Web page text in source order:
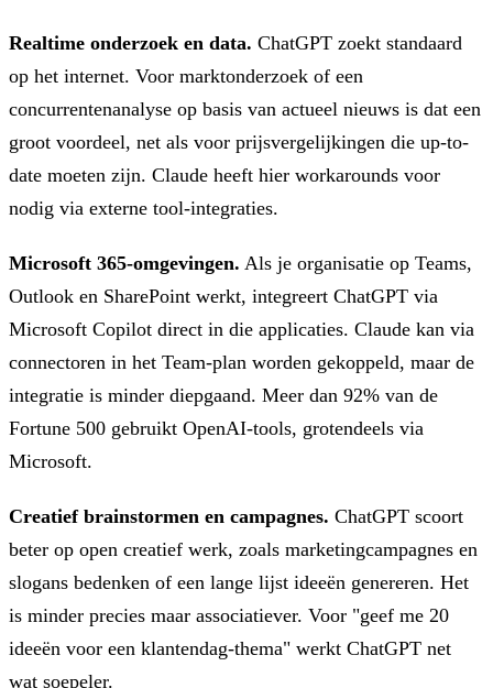
Realtime onderzoek en data. ChatGPT zoekt standaard
op het internet. Voor marktonderzoek of een
concurrentenanalyse op basis van actueel nieuws is dat een
groot voordeel, net als voor prijsvergelijkingen die up-to-
date moeten zijn. Claude heeft hier workarounds voor
nodig via externe tool-integraties.
Microsoft 365-omgevingen. Als je organisatie op Teams,
Outlook en SharePoint werkt, integreert ChatGPT via
Microsoft Copilot direct in die applicaties. Claude kan via
connectoren in het Team-plan worden gekoppeld, maar de
integratie is minder diepgaand. Meer dan 92% van de
Fortune 500 gebruikt OpenAI-tools, grotendeels via
Microsoft.
Creatief brainstormen en campagnes. ChatGPT scoort
beter op open creatief werk, zoals marketingcampagnes en
slogans bedenken of een lange lijst ideeën genereren. Het
is minder precies maar associatiever. Voor "geef me 20
ideeën voor een klantendag-thema" werkt ChatGPT net
wat soepeler.